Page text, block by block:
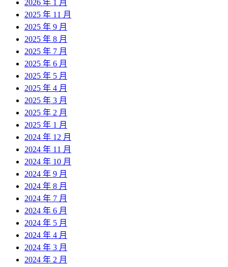
2026 年 1 月
2025 年 11 月
2025 年 9 月
2025 年 8 月
2025 年 7 月
2025 年 6 月
2025 年 5 月
2025 年 4 月
2025 年 3 月
2025 年 2 月
2025 年 1 月
2024 年 12 月
2024 年 11 月
2024 年 10 月
2024 年 9 月
2024 年 8 月
2024 年 7 月
2024 年 6 月
2024 年 5 月
2024 年 4 月
2024 年 3 月
2024 年 2 月